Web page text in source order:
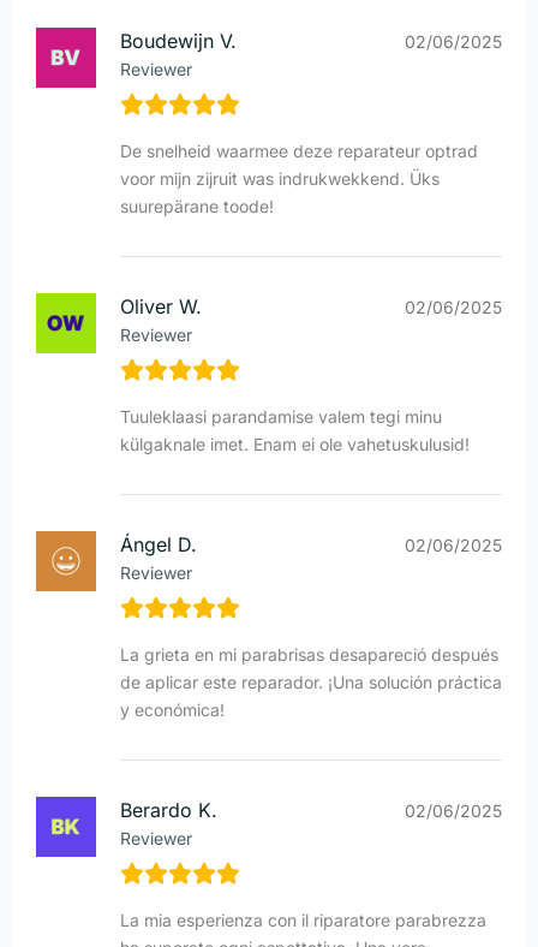
Boudewijn V.
Reviewer
02/06/2025
De snelheid waarmee deze reparateur optrad
voor mijn zijruit was indrukwekkend. Üks
suurepärane toode!
Oliver W.
Reviewer
02/06/2025
Tuuleklaasi parandamise valem tegi minu
külgaknale imet. Enam ei ole vahetuskulusid!
Ángel D.
Reviewer
02/06/2025
La grieta en mi parabrisas desapareció después
de aplicar este reparador. ¡Una solución práctica
y económica!
Berardo K.
Reviewer
02/06/2025
La mia esperienza con il riparatore parabrezza